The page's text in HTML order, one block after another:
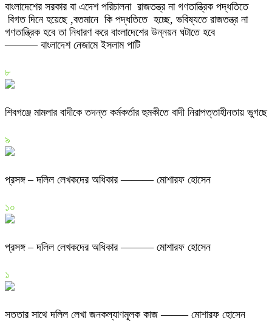
বাংলাদেশের সরকার বা এদেশ পরিচালনা রাজতন্ত্র না গণতান্ত্রিক পদ্ধতিতে
বিগত দিনে হয়েছে ,বতমানে কি পদ্ধতিতে হচ্ছে, ভবিষ্যতে রাজতন্ত্র না
গণতান্ত্রিক হবে তা নিধারণ করে বাংলাদেশের উন্নয়ন ঘটাতে হবে
——— বাংলাদেশ নেজামে ইসলাম পাটি
৮
শিবগঞ্জে মামলার বাদীকে তদন্ত কর্মকর্তার হুমকীতে বাদী নিরাপত্তাহীনতায় ভুগছে
৯
প্রসঙ্গ – দলিল লেখকদের অধিকার ——— মোশারফ হোসেন
১০
প্রসঙ্গ – দলিল লেখকদের অধিকার ——— মোশারফ হোসেন
১
সততার সাথে দলিল লেখা জনকল্যাণমূলক কাজ ——– মোশারফ হোসেন